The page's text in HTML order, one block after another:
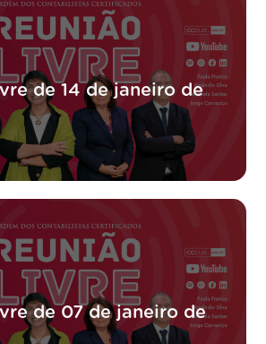
de 14 de janeiro de
de 07 de janeiro de